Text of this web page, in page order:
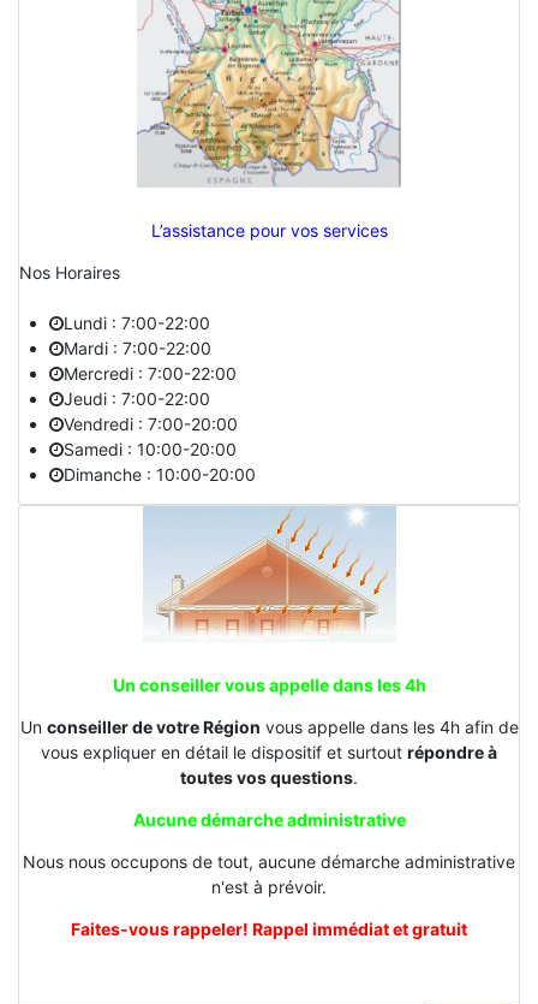
L’assistance pour vos services
Nos Horaires
Lundi : 7:00-22:00
Mardi : 7:00-22:00
Mercredi : 7:00-22:00
Jeudi : 7:00-22:00
Vendredi : 7:00-20:00
Samedi : 10:00-20:00
Dimanche : 10:00-20:00
Un conseiller vous appelle dans les 4h
Un conseiller de votre Région vous appelle dans les 4h afin de
vous expliquer en détail le dispositif et surtout répondre à
toutes vos questions.
Aucune démarche administrative
Nous nous occupons de tout, aucune démarche administrative
n'est à prévoir.
Faites-vous rappeler! Rappel immédiat et gratuit